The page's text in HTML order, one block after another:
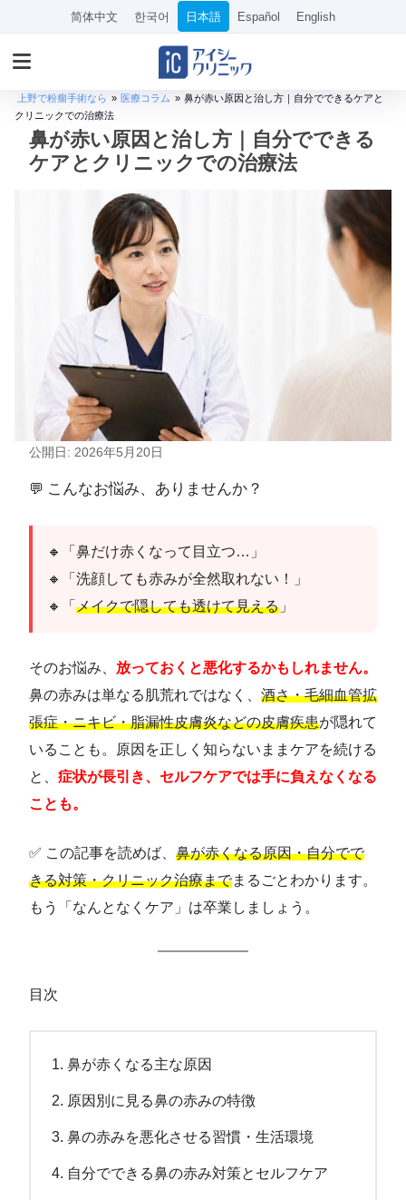
简体中文 한국어 日本語 Español English
上野で粉瘤手術なら » 医療コラム » 鼻が赤い原因と治し方｜自分でできるケアと
クリニックでの治療法
鼻が赤い原因と治し方｜自分でできる
ケアとクリニックでの治療法
公開日: 2026年5月20日
💬 こんなお悩み、ありませんか？
🔸「鼻だけ赤くなって目立つ…」
🔸「洗顔しても赤みが全然取れない！」
🔸「 メイクで隠しても透けて見える 」
そのお悩み、 放っておくと悪化するかもしれません。
鼻の赤みは単なる肌荒れではなく、 酒さ・毛細血管拡
張症・ニキビ・脂漏性皮膚炎などの皮膚疾患が隠れて
いることも。原因を正しく知らないままケアを続ける
と、 症状が長引き、セルフケアでは手に負えなくなる
ことも。
✅ この記事を読めば、 鼻が赤くなる原因・自分でで
きる対策・クリニック治療までまるごとわかります。
もう「なんとなくケア」は卒業しましょう。
目次
鼻が赤くなる主な原因
原因別に見る鼻の赤みの特徴
鼻の赤みを悪化させる習慣・生活環境
自分でできる鼻の赤み対策とセルフケア